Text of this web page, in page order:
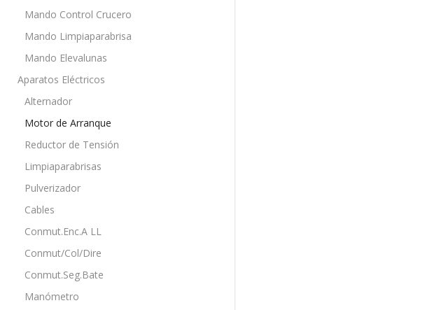
Mando Control Crucero
Mando Limpiaparabrisa
Mando Elevalunas
Aparatos Eléctricos
Alternador
Motor de Arranque
Reductor de Tensión
Limpiaparabrisas
Pulverizador
Cables
Conmut.Enc.A LL
Conmut/Col/Dire
Conmut.Seg.Bate
Manómetro